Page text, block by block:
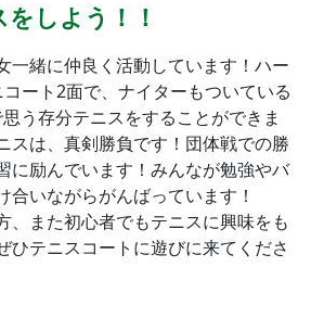
しよう！！
一緒に仲良く活動しています！ハー
ート2面で、ナイターもついている
う存分テニスをすることができま
スは、真剣勝負です！団体戦での勝
に励んでいます！みんなが勉強やバ
合いながらがんばっています！
、また初心者でもテニスに興味をも
ひテニスコートに遊びに来てくださ